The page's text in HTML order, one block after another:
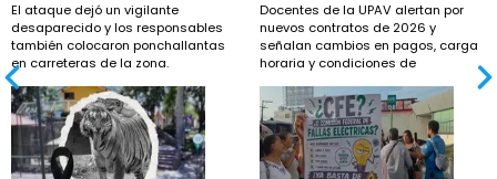
Mujer queda grave tras camionetazo en Jesús
Carranza, Veracruz
El ataque dejó un vigilante
desaparecido y los responsables
también colocaron ponchallantas
en carreteras de la zona.
Docentes de la UPAV alertan por
nuevos contratos de 2026 y
señalan cambios en pagos, carga
horaria y condiciones de